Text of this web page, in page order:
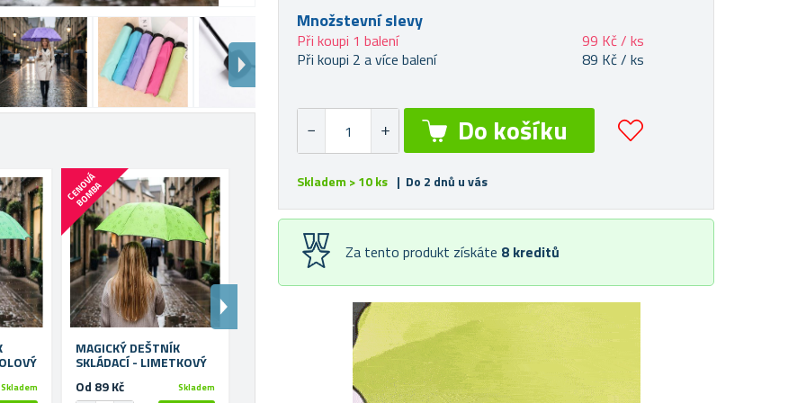
Množstevní slevy
Při koupi 1 balení
99 Kč / ks
Při koupi 2 a více balení
89 Kč / ks
Skladem > 10 ks | Do 2 dnů u vás
Za tento produkt získáte 8 kreditů
Skladem
C
E
N
O
V
Á
B
O
M
B
A
MAGICKÝ DEŠTNÍK
SKLÁDACÍ - LIMETKOVÝ
Od 89 Kč
Skladem
MAGICKÝ DEŠTNÍK
SKLÁDACÍ - MODRÝ
Skladem
C
E
N
O
V
Á
B
O
M
B
A
MAGICKÝ DEŠTNÍK
SKLÁDACÍ - SVĚTLE
RŮŽOVÝ
Od 89 Kč